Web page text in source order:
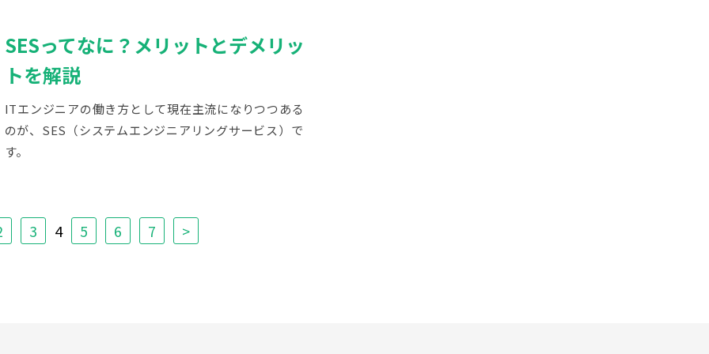
SESってなに？メリットとデメリッ
トを解説
ITエンジニアの働き方として現在主流になりつつある
のが、SES（システムエンジニアリングサービス）で
す。
3 4 5 6 7 >